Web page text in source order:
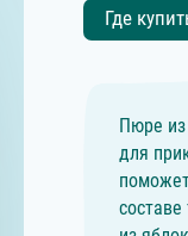
Где
Пюре из
для